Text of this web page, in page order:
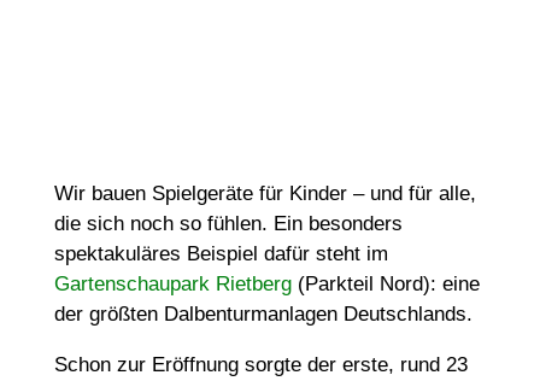
Wir bauen Spielgeräte für Kinder – und für alle,
die sich noch so fühlen. Ein besonders
spektakuläres Beispiel dafür steht im
Gartenschaupark Rietberg(Parkteil Nord): eine
der größten Dalbenturmanlagen Deutschlands.
Schon zur Eröffnung sorgte der erste, rund 23